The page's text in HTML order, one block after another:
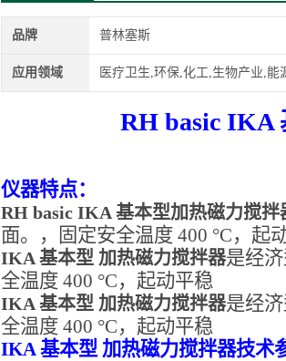
品牌 普林塞斯
应用领域 医疗卫生,环保,化工,生物产业,能
RH basic IKA
仪器特点：
RH basic IKA 基本型加热磁力搅拌
面。，
固定安全温度 400 °C， 起
IKA 基本型 加热磁力搅拌器是经
全温度 400 °C， 起动平稳
IKA 基本型 加热磁力搅拌器是经
全温度 400 °C， 起动平稳
IKA 基本型 加热磁力搅拌器技术